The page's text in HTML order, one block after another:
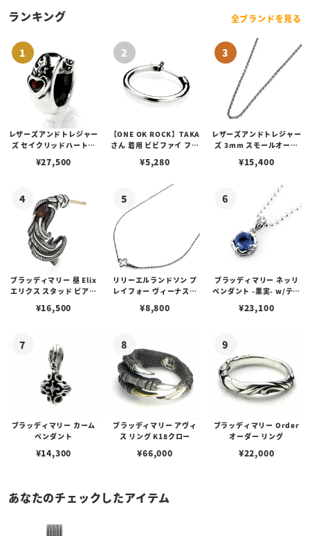
ランキング 全ブランドを見る
レザーズアンドトレジャー
ズ セイクリッドハートピ
¥27,500
【ONE OK ROCK】TAKA
さん 着用 ビビファイ フー
¥5,280
レザーズアンドトレジャー
ズ 3mm スモールオーバ
ブスタークラスプ＆LTロ
¥15,400
ブラッディマリー 昼 Elix
エリクス スタッド ピアス
¥16,500
リリーエルランドソン プ
レイフォー ヴィーナスチ
¥8,800
ブラッディマリー ネッリ
ペンダント -果実- w/ティ
¥23,100
ブラッディマリー カーム
ペンダント
¥14,300
ブラッディマリー アヴィ
ス リング K18クロー
¥66,000
ブラッディマリー Order
オーダー リング
¥22,000
あなたのチェックしたアイテム